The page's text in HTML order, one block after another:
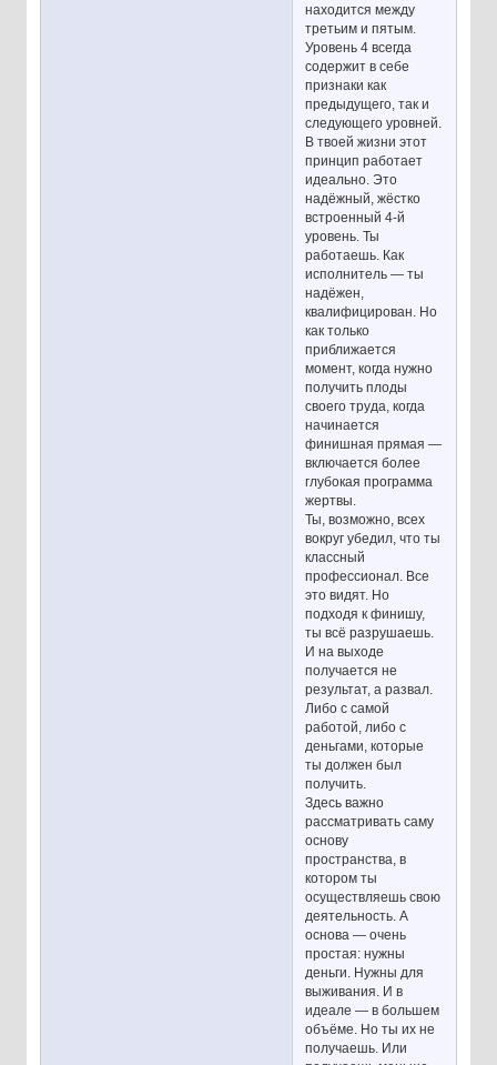
находится между
третьим и пятым.
Уровень 4 всегда
содержит в себе
признаки как
предыдущего, так и
следующего уровней.
В твоей жизни этот
принцип работает
идеально. Это
надёжный, жёстко
встроенный 4-й
уровень. Ты
работаешь. Как
исполнитель — ты
надёжен,
квалифицирован. Но
как только
приближается
момент, когда нужно
получить плоды
своего труда, когда
начинается
финишная прямая —
включается более
глубокая программа
жертвы.
Ты, возможно, всех
вокруг убедил, что ты
классный
профессионал. Все
это видят. Но
подходя к финишу,
ты всё разрушаешь.
И на выходе
получается не
результат, а развал.
Либо с самой
работой, либо с
деньгами, которые
ты должен был
получить.
Здесь важно
рассматривать саму
основу
пространства, в
котором ты
осуществляешь свою
деятельность. А
основа — очень
простая: нужны
деньги. Нужны для
выживания. И в
идеале — в большем
объёме. Но ты их не
получаешь. Или